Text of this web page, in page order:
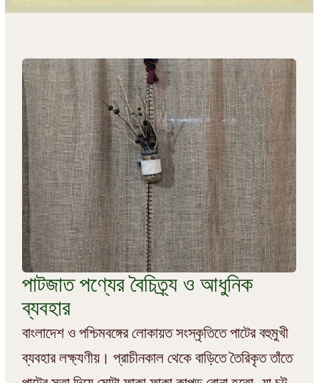
পাটজাত পণ্যের বৈচিত্র্য ও আধুনিক
ব্যবহার
বাংলাদেশ ও পশ্চিমবঙ্গের লোকায়ত সংস্কৃতিতে পাটের বহুমুখী
ব্যবহার লক্ষ্যণীয়। প্রাচীনকাল থেকে বাড়িতে তৈরিকৃত তাঁতে